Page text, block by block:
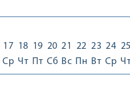
17
Ср
18
Чт
19
Пт
20
Сб
21
Вс
22
Пн
23
Вт
24
Ср